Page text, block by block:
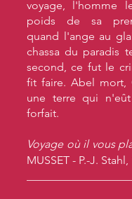
voyage, l'homme
poids de sa
quand l'ange au
chassa du paradis
second, ce fut le
fit faire. Abel mort,
une terre qui
forfait.
Voyage où il vous
MUSSET - P.-J. Stahl,